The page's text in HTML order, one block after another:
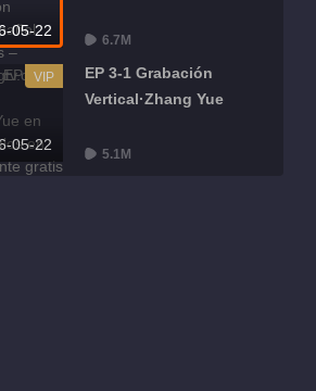
05-22
6.7M
05-22
VIP
EP 3-1 Grabación
Vertical·Zhang Yue
5.1M